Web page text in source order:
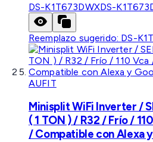
DS-K1T673DWXDS-
Reemplazo sugerido: DS-
AUFIT
Minisplit WiFi Inverter /
( 1 TON ) / R32 / Frío /
/ Compatible con Alexa